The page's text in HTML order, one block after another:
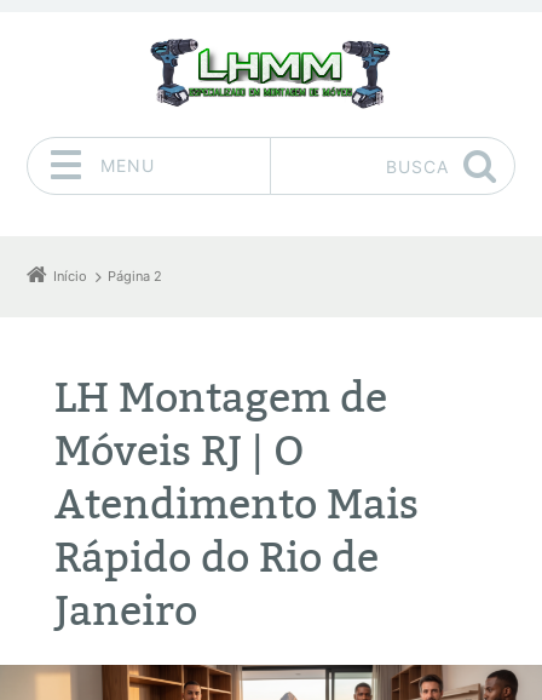
MENU BUSCA
Início Página 2
LH Montagem de
Móveis RJ | O
Atendimento Mais
Rápido do Rio de
Janeiro